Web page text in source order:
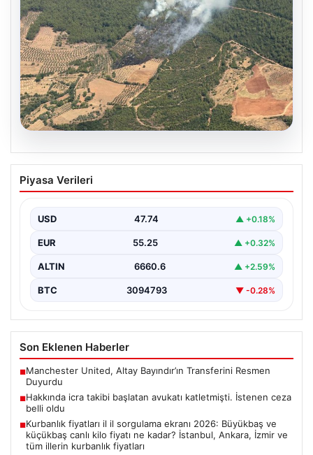
05.08.2026
Muğla Yatağan’da Orman Yangını
Kontrol Altında
yangını, hem havadan hem de karadan yürütülen
kapsamlı…
Piyasa Verileri
USD 47.74 ▲ +0.18%
EUR 55.25 ▲ +0.32%
ALTIN 6660.6 ▲ +2.59%
BTC 3094793 ▼ -0.28%
Son Eklenen Haberler
■Manchester United, Altay Bayındır’ın Transferini Resmen
Duyurdu
■Hakkında icra takibi başlatan avukatı katletmişti. İstenen ceza
belli oldu
■Kurbanlık fiyatları il il sorgulama ekranı 2026: Büyükbaş ve
küçükbaş canlı kilo fiyatı ne kadar? İstanbul, Ankara, İzmir ve
tüm illerin kurbanlık fiyatları